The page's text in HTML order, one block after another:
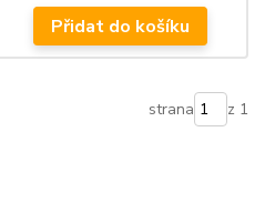
Přidat do košíku
strana z 1